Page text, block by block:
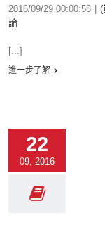
2016/09/29 00:00:58 (
論
[...]
進一步了解
22
09, 2016